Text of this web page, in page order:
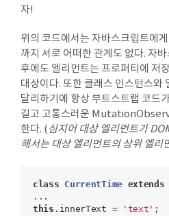
자!
위의 코드에서는 자바스크립트에
까지 서로 어떠한 관계도 없다. 자
후에도 엘리먼트는 프로퍼티에 저
대상이다. 또한 클래스 인스턴스와
달리하기에 항상 부트스트랩 코드
길고 고통스러운
한다. (심지어 대상 엘리먼트가
해서는 대상 엘리먼트의 상위 엘리
class CurrentTime extends
this .innerText = 'text' ;